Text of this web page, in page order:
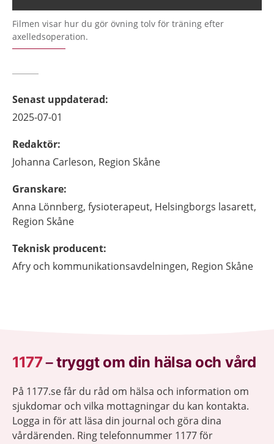
Filmen visar hur du gör övning tolv för träning efter
axelledsoperation.
Senast uppdaterad:
2025-07-01
Redaktör:
Johanna Carleson, Region Skåne
Granskare:
Anna Lönnberg, fysioterapeut, Helsingborgs lasarett,
Region Skåne
Teknisk producent:
Afry och kommunikationsavdelningen, Region Skåne
1177–tryggt om din hälsa och vård
På 1177.se får du råd om hälsa och information om
sjukdomar och vilka mottagningar du kan kontakta.
Logga in för att läsa din journal och göra dina
vårdärenden. Ring telefonnummer 1177 för